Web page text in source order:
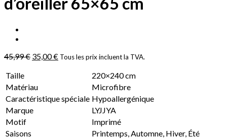
45,99€ 35,00€ Tous les prix incluent la TVA.
Taille
220×240 cm
Matériau
Microfibre
Caractéristique spéciale Hypoallergénique
Marque
LYJJYA
Motif
Imprimé
Saisons
Printemps, Automne, Hiver, Été